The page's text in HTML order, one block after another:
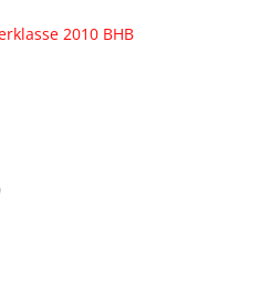
2010 BHB